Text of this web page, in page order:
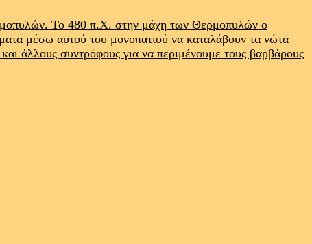
Το 480 π.Χ. στην μάχη των Θερμοπυλών ο
μέσω αυτού του μονοπατιού να καταλάβουν τα νώτα
άλλους συντρόφους για να περιμένουμε τους βαρβάρους